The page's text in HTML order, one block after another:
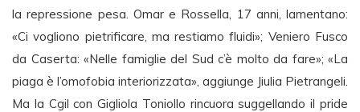
la repressione pesa. Omar e Rossella, 17 anni, lamentano:
«Ci vogliono pietrificare, ma restiamo fluidi»; Veniero Fusco
da Caserta: «Nelle famiglie del Sud c’è molto da fare»; «La
piaga è l’omofobia interiorizzata», aggiunge Jiulia Pietrangeli.
Ma la Cgil con Gigliola Toniollo rincuora suggellando il pride